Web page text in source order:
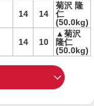
14 14
菊沢 隆
仁
(50.0kg)
14 10
▲菊沢
隆仁
(50.0kg)